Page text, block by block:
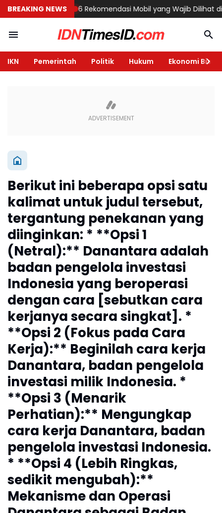
BREAKING NEWS
Semarang 6 Rekomendasi Mobil yang Wajib Dilihat di GIIAS
IKN Pemerintah Politik Hukum Ekonomi Bisnis
Berikut ini beberapa opsi satu
kalimat untuk judul tersebut,
tergantung penekanan yang
diinginkan: * **Opsi 1
(Netral):** Danantara adalah
badan pengelola investasi
Indonesia yang beroperasi
dengan cara [sebutkan cara
kerjanya secara singkat]. *
**Opsi 2 (Fokus pada Cara
Kerja):** Beginilah cara kerja
Danantara, badan pengelola
investasi milik Indonesia. *
**Opsi 3 (Menarik
Perhatian):** Mengungkap
cara kerja Danantara, badan
pengelola investasi Indonesia.
* **Opsi 4 (Lebih Ringkas,
sedikit mengubah):**
Mekanisme dan Operasi